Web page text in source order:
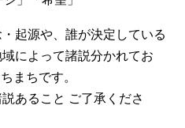
・起源や、誰が決定している
によって諸説分かれてお
まちです。
あること ご了承くださ